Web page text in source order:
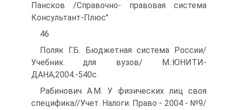
Пансков /Справочно- правовая система
Консультант-Плюс"
46
Поляк Г.Б. Бюджетная система России/
Учебник для вузов/ М.:ЮНИТИ-
ДАНА,2004.-540с.
Рабинович A.M. У физических лиц своя
специфика//Учет. Налоги. Право - 2004 - №9/